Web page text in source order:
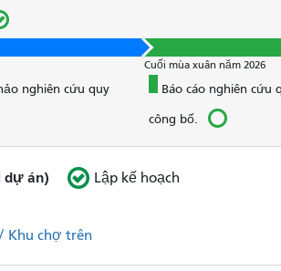
nghiên cứu quy
Cuối mùa xuân năm 2026
Báo cáo nghiên cứu
công bố.
dự án) Lập kế hoạch
Khu chợ trên